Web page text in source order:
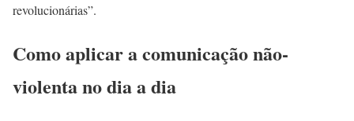
revolucionárias”.
Como aplicar a comunicação não-
violenta no dia a dia